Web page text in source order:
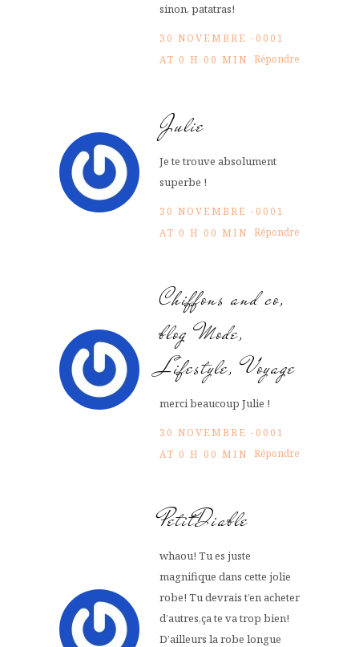
sinon, patatras!
30 NOVEMBRE -0001
AT 0 H 00 MIN Répondre
Julie
Je te trouve absolument
superbe !
30 NOVEMBRE -0001
AT 0 H 00 MIN Répondre
Chiffons and co,
blog Mode,
Lifestyle, Voyage
merci beaucoup Julie !
30 NOVEMBRE -0001
AT 0 H 00 MIN Répondre
PetitDiable
whaou! Tu es juste
magnifique dans cette jolie
robe! Tu devrais t’en acheter
d’autres,ça te va trop bien!
D’ailleurs la robe longue